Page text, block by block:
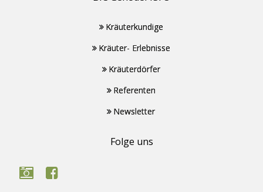
Kräuterkundige
Kräuter- Erlebnisse
Kräuterdörfer
Referenten
Newsletter
Folge uns